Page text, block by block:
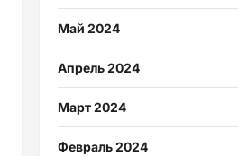
Май 2024
Апрель 2024
Март 2024
Февраль 2024